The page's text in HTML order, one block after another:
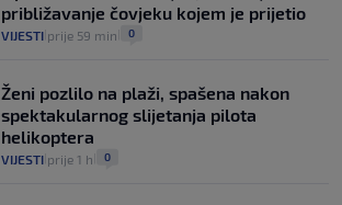
približavanje čovjeku kojem je prijetio
VIJESTI prije 59 min 0
Ženi pozlilo na plaži, spašena nakon
spektakularnog slijetanja pilota
helikoptera
VIJESTI prije 1 h 0